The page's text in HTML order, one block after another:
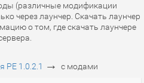
(различные модификации
через лаунчер. Скачать лаунчер
о том, где скачать лаунчере
PE 1.0.2.1 → с модами